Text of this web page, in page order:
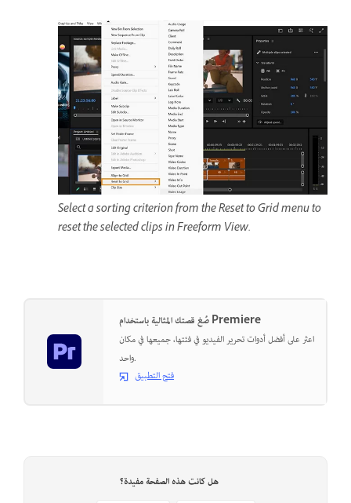
Select a sorting criterion from the Reset to Grid menu to
reset the selected clips in Freeform View.
صُغ قصتك المثالية باستخدام Premiere
اعثر على أفضل أدوات تحرير الفيديو في فئتها، جميعها في مكان
واحد.
فتح التطبيق
هل كانت هذه الصفحة مفيدة؟